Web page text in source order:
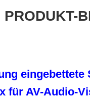
PRODUKT-
eingebettete
für AV-Audio-